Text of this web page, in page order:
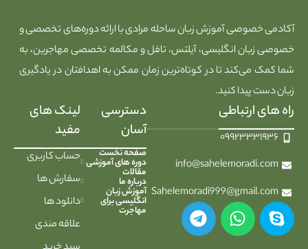
آکادمی خصوصی آموزش زبان ساحله مرادی با ارائه دوره‌های تخصصی و
خصوصی زبان انگلیسی، آیلتس، تافل و مکالمه تخصصی مهاجرین، به
شما کمک می‌کند تا در کوتاه‌ترین زمان ممکن به اهدافتان در یادگیری
زبان دست پیدا کنید.
راه های ارتباطی
۰۹۹۲۳۳۳۱۹۳۶
info@sahelemoradi.com
Sahelemoradi999@gmail.com
دسترسی
آسان
صفحه نخست
دوره های آموزشی
مقالات
درباره ما
آموزش زبان
انگلیسی برای
مهاجرت
لینک های
مفید
حساب کاربری
سفارش ها
دانلود ها
علاقه مندی